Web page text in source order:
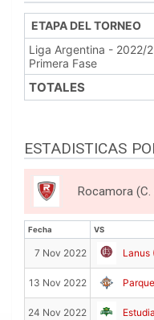
ETAPA DEL TORNEO
Liga Argentina - 2022/
Primera Fase
TOTALES
ESTADISTICAS
Rocamora (C.
Fecha VS
VS
7 Nov 2022 Lanus
13 Nov 2022
24 Nov 2022